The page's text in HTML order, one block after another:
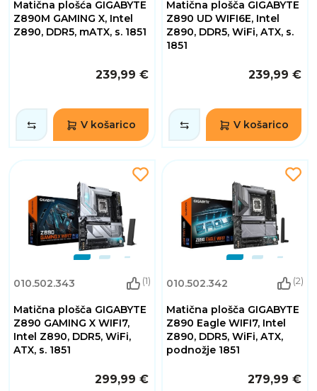
Matična plošća GIGABYTE
Z890M GAMING X, Intel
Z890, DDR5, mATX, s. 1851
239,99 €
V košarico
Matična plošča GIGABYTE
Z890 UD WIFI6E, Intel
Z890, DDR5, WiFi, ATX, s.
1851
239,99 €
V košarico
010.502.343 (1)
Matična plošča GIGABYTE
Z890 GAMING X WIFI7,
Intel Z890, DDR5, WiFi,
ATX, s. 1851
299,99 €
010.502.342 (2)
Matična plošča GIGABYTE
Z890 Eagle WIFI7, Intel
Z890, DDR5, WiFi, ATX,
podnožje 1851
279,99 €